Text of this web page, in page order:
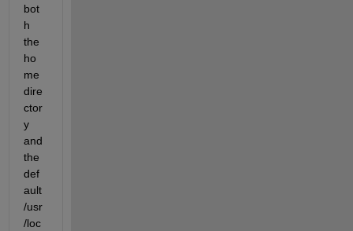
bot
h
the
ho
me
dire
ctor
y
and
the
def
ault
/usr
/loc